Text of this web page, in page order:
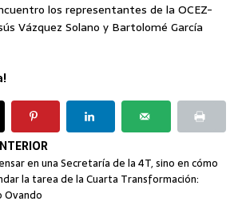
los representantes de la OCEZ-
Vázquez Solano y Bartolomé García
en una Secretaría de la 4T, sino en cómo
la tarea de la Cuarta Transformación:
Ovando